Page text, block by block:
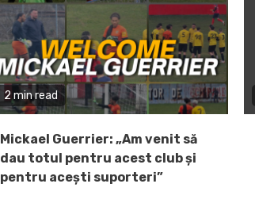
2 min read
Mickael Guerrier: „Am venit să
dau totul pentru acest club și
pentru acești suporteri”